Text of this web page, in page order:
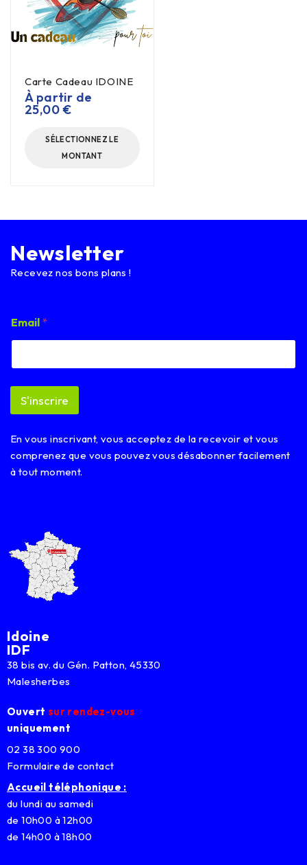
Carte Cadeau IDOINE
À partir de
25,00€
SÉLECTIONNEZ LE
MONTANT
Newsletter
Recevez nos bons plans !
E
m
i
*
Email *
S'inscrire
En vous inscrivant, vous acceptez de la recevoir et vous
comprenez que vous pouvez vous désabonner facilement
à tout moment.
Idoine
IDF
38 bis av. du Gén. Patton, 45330
Malesherbes
Ouvert sur rendez-vous
uniquement
02 38 300 900
Formulaire de contact
Accueil téléphonique :
du lundi au samedi
de 10h00 à 12h00
de 14h00 à 18h00